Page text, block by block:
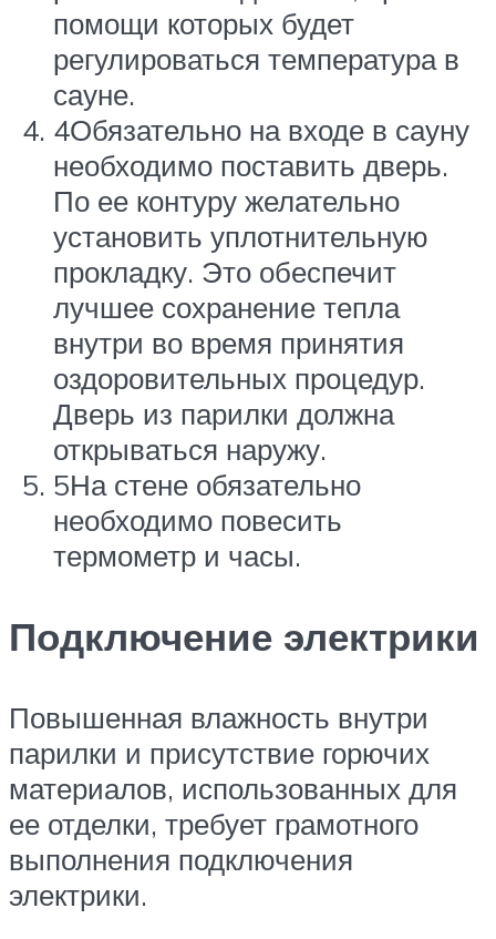
помощи которых будет
регулироваться температура в
сауне.
4Обязательно на входе в сауну
необходимо поставить дверь.
По ее контуру желательно
установить уплотнительную
прокладку. Это обеспечит
лучшее сохранение тепла
внутри во время принятия
оздоровительных процедур.
Дверь из парилки должна
открываться наружу.
5На стене обязательно
необходимо повесить
термометр и часы.
Подключение электрики
Повышенная влажность внутри
парилки и присутствие горючих
материалов, использованных для
ее отделки, требует грамотного
выполнения подключения
электрики.